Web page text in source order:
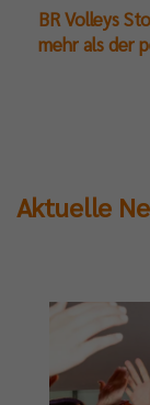
BR Volleys
mehr als der
Aktuelle